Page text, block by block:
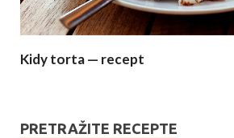
Kidy torta — recept
PRETRAŽITE RECEPTE